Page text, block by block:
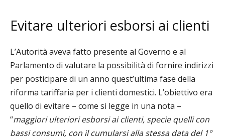
Evitare ulteriori esborsi ai clienti
L’Autorità aveva fatto presente al Governo e al
Parlamento di valutare la possibilità di fornire indirizzi
per posticipare di un anno quest’ultima fase della
riforma tariffaria per i clienti domestici. L’obiettivo era
quello di evitare – come si legge in una nota –
“maggiori ulteriori esborsi ai clienti, specie quelli con
bassi consumi, con il cumularsi alla stessa data del 1°